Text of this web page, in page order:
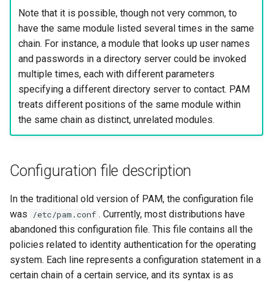
Note that it is possible, though not very common, to
have the same module listed several times in the same
chain. For instance, a module that looks up user names
and passwords in a directory server could be invoked
multiple times, each with different parameters
specifying a different directory server to contact. PAM
treats different positions of the same module within
the same chain as distinct, unrelated modules.
Configuration file description
In the traditional old version of PAM, the configuration file
was
/etc/pam.conf . Currently, most distributions have
abandoned this configuration file. This file contains all the
policies related to identity authentication for the operating
system. Each line represents a configuration statement in a
certain chain of a certain service, and its syntax is as